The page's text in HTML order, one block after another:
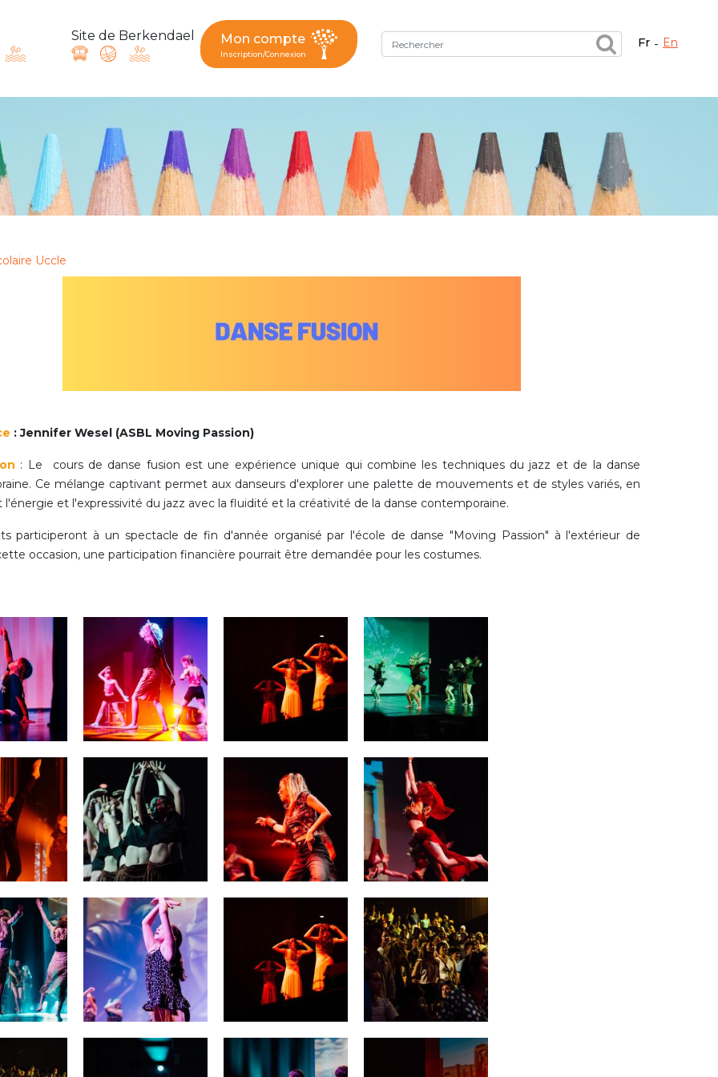
suggestion : contactez le bon service !
+32 (0)472 07 35 25
BE30 3100 2003 2711
Cantine
BE10 3100 9205 4504
Casiers
+32 (0)2 373 87 68
casiers@apeee-bxl1-services.be
BE52 3101 4777 1809
Coordination & Direction
coordination@apeee-bxl1-services.be
Garderie Berkendael
+32 (0)472 07 35 25
periscolaire.berkendael@apeee-bxl1-services.be
Site de Berkendael Mon compte
Inscription/Connexion
fr en
Uccle
: Jennifer Wesel (ASBL Moving Passion)
: Le cours de danse fusion est une expérience unique qui combine les techniques du jazz et de la danse
Ce mélange captivant permet aux danseurs d'explorer une palette de mouvements et de styles variés, en
l'énergie et l'expressivité du jazz avec la fluidité et la créativité de la danse contemporaine.
participeront à un spectacle de fin d'année organisé par l'école de danse "Moving Passion" à l'extérieur de
occasion, une participation financière pourrait être demandée pour les costumes.